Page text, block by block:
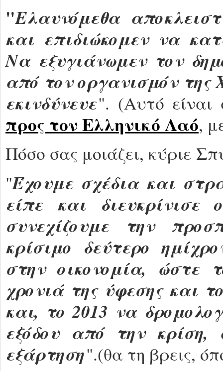
"Ελαυνόμεθα
και επιδιώκομεν να
Να εξυγιάνωμεν τον
από τον οργανισμόν της
εκινδύνευε". (Αυτό είναι
προς τον Ελληνικό Λαό,
Πόσο σας μοιάζει, κύριε
"Έχουμε σχέδια και
είπε και
συνεχίζουμε την
κρίσιμο δεύτερο
στην οικονομία, ώστε
χρονιά της ύφεσης και
και, το 2013 να
εξόδου από την
εξάρτηση".(θα τη βρεις,